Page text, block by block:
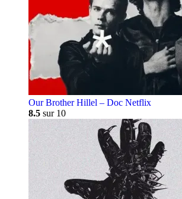
Our Brother Hillel – Doc Netflix
8.5 sur 10